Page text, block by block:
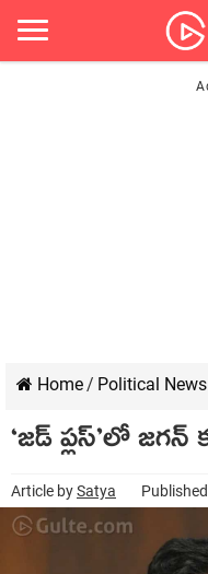
Home/ Political News
‘జడ్ ప్లస్’లో జగన్
Article bySatya